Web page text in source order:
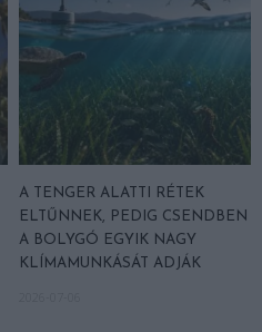
A TENGER ALATTI RÉTEK
ELTŰNNEK, PEDIG CSENDBEN
A BOLYGÓ EGYIK NAGY
KLÍMAMUNKÁSÁT ADJÁK